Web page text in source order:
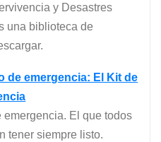
y Desastres
una biblioteca de
de emergencia: El Kit de
emergencia. El que todos
tener siempre listo.